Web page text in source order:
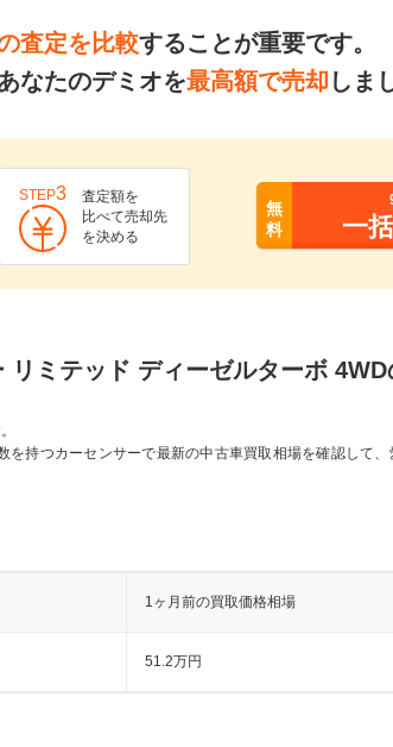
査定を比較することが重要です。
なたのデミオを最高額で売却 しま
STEP3
査定額を
比べて売却先
を決める
無
料
一
ミテッド ディーゼルターボ
持つカーセンサーで最新の中古車買取相場を確認して
1ヶ月前の買取価格相場
51.2万円